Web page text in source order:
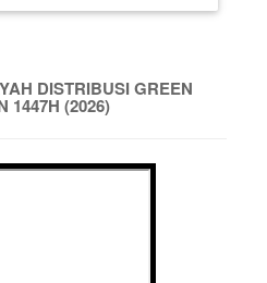
DISTRIBUSI GREEN
1447H (2026)